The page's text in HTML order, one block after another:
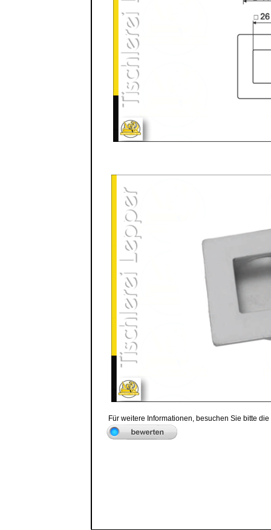
Für weitere Informationen, besuchen Sie bitte die